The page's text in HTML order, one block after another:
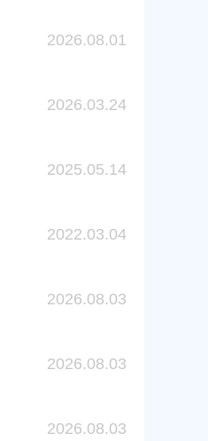
2026.08.01
2026.03.24
2025.05.14
2022.03.04
2026.08.03
2026.08.03
2026.08.03